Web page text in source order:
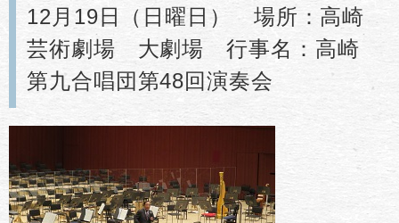
12月19日（日曜日） 場所：高崎
芸術劇場 大劇場 行事名：高崎
第九合唱団第48回演奏会